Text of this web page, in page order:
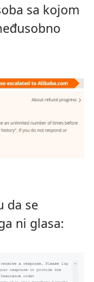
sa kojom
da se
ni glasa: